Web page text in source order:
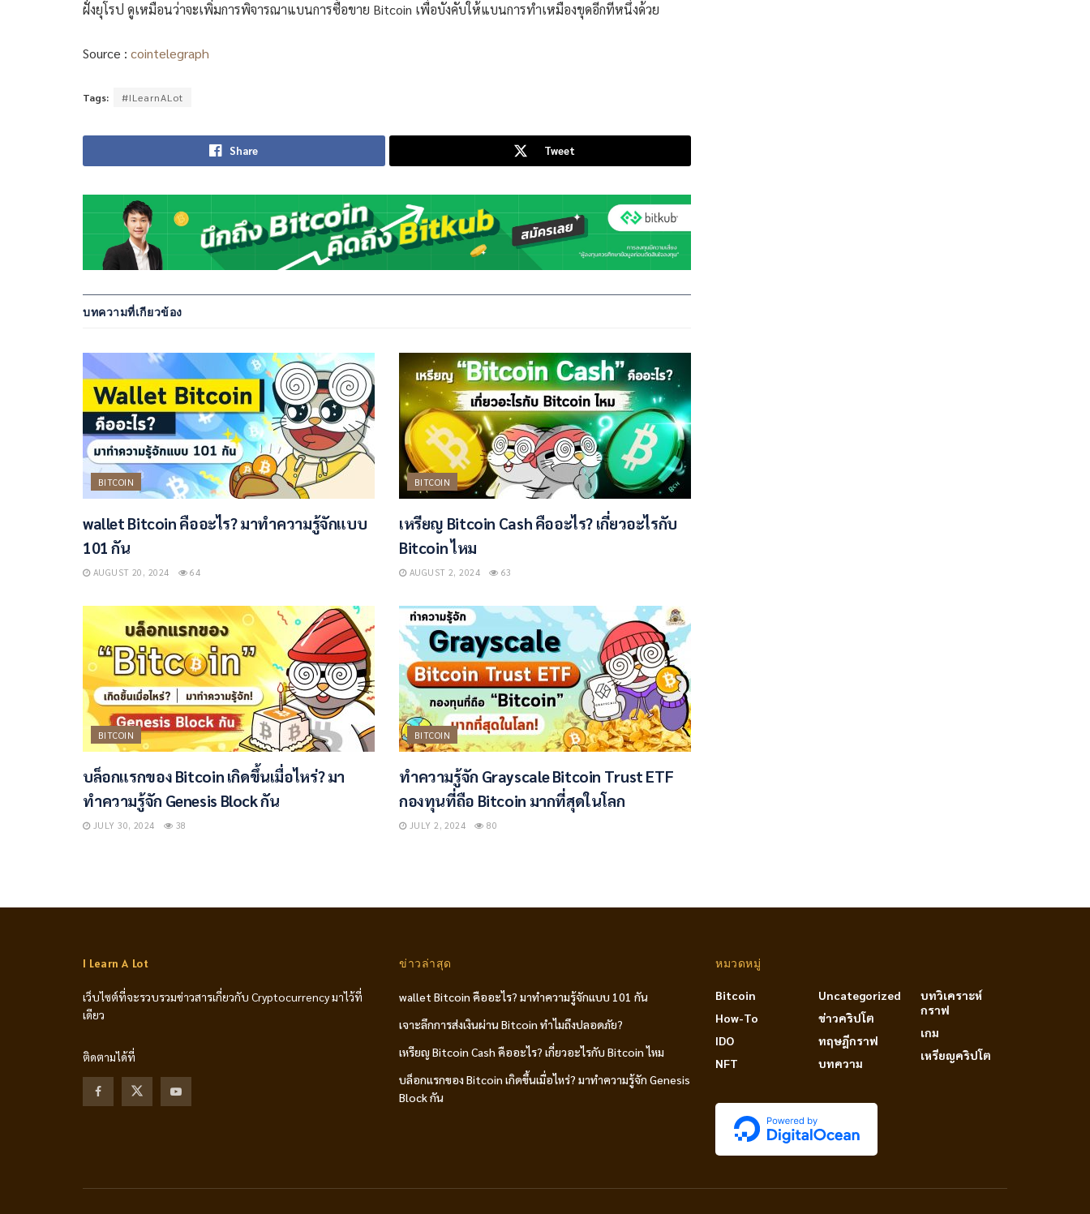
ฝั่งยุโรป ดูเหมือนว่าจะเพิ่มการพิจารณาแบนการซื้อขาย Bitcoin เพื่อบังคับให้แบนการทำเหมืองขุดอีกทีหนึ่งด้วย
Source : cointelegraph
Tags: #ILearnALot
Share Tweet
บทความที่เกียวข้อง
BITCOIN
wallet Bitcoin คืออะไร? มาทำความรู้จักแบบ
101 กัน
AUGUST 20, 2024 64
BITCOIN
เหรียญ Bitcoin Cash คืออะไร? เกี่ยวอะไรกับ
Bitcoin ไหม
AUGUST 2, 2024 63
BITCOIN
บล็อกแรกของ Bitcoin เกิดขึ้นเมื่อไหร่? มา
ทำความรู้จัก Genesis Block กัน
JULY 30, 2024 38
BITCOIN
ทำความรู้จัก Grayscale Bitcoin Trust ETF
กองทุนที่ถือ Bitcoin มากที่สุดในโลก
JULY 2, 2024 80
I Learn A Lot
เว็บไซต์ที่จะรวบรวมข่าวสารเกี่ยวกับ Cryptocurrency มาไว้ที่
เดียว
ติดตามได้ที่
ข่าวล่าสุด
wallet Bitcoin คืออะไร? มาทำความรู้จักแบบ 101 กัน
เจาะลึกการส่งเงินผ่าน Bitcoin ทำไมถึงปลอดภัย?
เหรียญ Bitcoin Cash คืออะไร? เกี่ยวอะไรกับ Bitcoin ไหม
บล็อกแรกของ Bitcoin เกิดขึ้นเมื่อไหร่? มาทำความรู้จัก Genesis
Block กัน
หมวดหมู่
Bitcoin
How-To
IDO
NFT
Uncategorized
ข่าวคริปโต
ทฤษฎีกราฟ
บทความ
บทวิเคราะห์
กราฟ
เกม
เหรียญคริปโต